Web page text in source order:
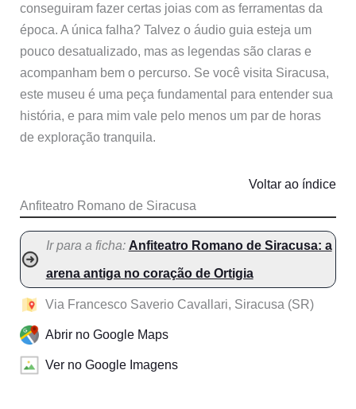
conseguiram fazer certas joias com as ferramentas da
época. A única falha? Talvez o áudio guia esteja um
pouco desatualizado, mas as legendas são claras e
acompanham bem o percurso. Se você visita Siracusa,
este museu é uma peça fundamental para entender sua
história, e para mim vale pelo menos um par de horas
de exploração tranquila.
Anfiteatro Romano de Siracusa
Voltar ao índice
Ir para a ficha: Anfiteatro Romano de Siracusa: a
arena antiga no coração de Ortigia
Via Francesco Saverio Cavallari, Siracusa (SR)
Abrir no Google Maps
Ver no Google Imagens